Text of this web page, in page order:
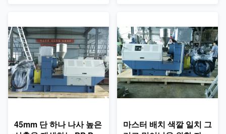
두배로 된 산출을 만드는 단일
나사 압출기의 나사 단면도 디
자인 그리고 기술을 참조하십
시오. 이것은 뿐만 아니라 단일
나사 압출기의 효율성 자체를
개량하고, 또한 최종 사용자를
위한 생산비를 저장합니다. 이
점: 에너지 득점방해 낙관된 나
험. 당신이 프로젝트를 완벽하
게 할 것을 도울 것입니다 5.
모든 기계는 우리의 QC 기준
의 밑에 생성할 것입니다. 고능
률 단일 나사 압출기의 이점: ;
정상적인 단일 나사 압출기에
비교해서, 우리는 매우 에너지
소비는 매우 더 적은인 그러나,
45mm 단 하나 나사 높은
마스터 배치 색깔 일치 그